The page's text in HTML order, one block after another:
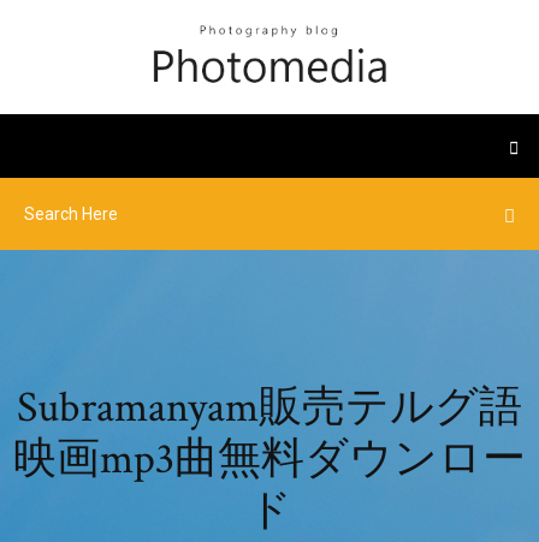
Subramanyam販売テルグ語
映画mp3曲無料ダウンロー
ド